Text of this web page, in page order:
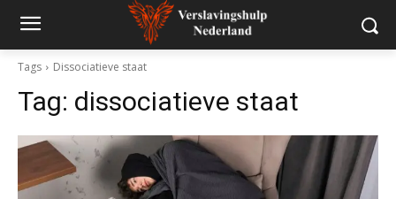
Tags Dissociatieve staat
Tag: dissociatieve staat